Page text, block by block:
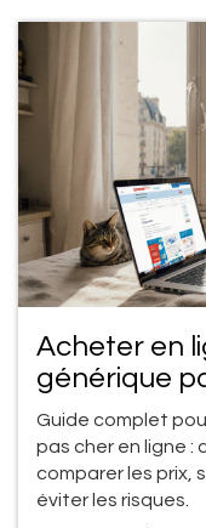
Acheter en
générique
Guide complet
pas cher en ligne :
comparer les prix,
éviter les risques.